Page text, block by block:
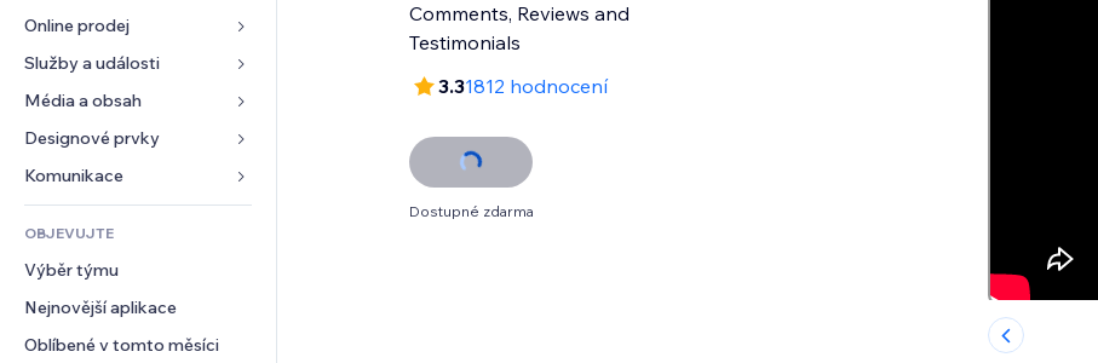
Reklamy
Mobilní zařízení
Analytika
Výpisy webu
E‑mail
Online prodej
Aplikace pro obchody
Doprava a doručení
Tlačítka pro prodej
Účetnictví
Kupóny a věrnostní programy
Skladování
Služby a události
Ubytování
Události
Restaurace
Nemovitosti
Rezervace
Média a obsah
Galerie
Hudba
Podcasty
Fotografie
Video
PDF
Sdílení souborů
Designové prvky
Mapy a navigace
Soukromí a bezpečnost
Hodiny
Šablony stránek
Efekty pro obrázky
Tlačítka a nabídky
Formuláře
Ankety
Chat
Komentáře
OBJEVUJTE
Výběr týmu
Nejnovější aplikace
Oblíbené v tomto měsíci
Comments, Reviews and
Testimonials
3.31812 hodnocení
Dostupné zdarma